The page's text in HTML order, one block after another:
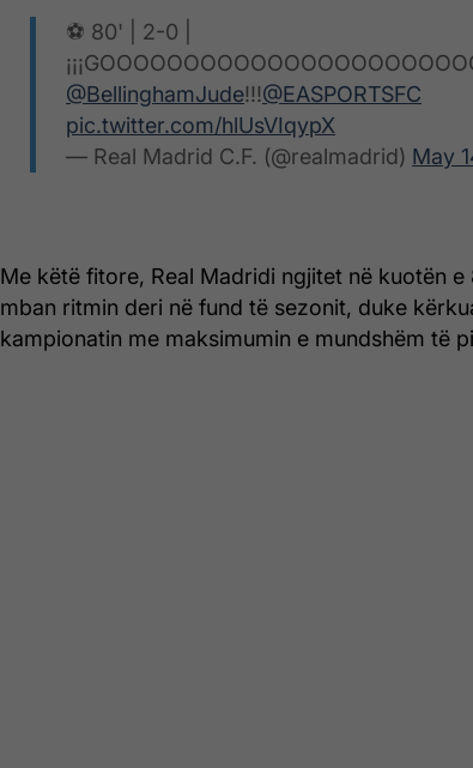
⚽ 80' | 2-0 |
@BellinghamJude!!!@EASPORTSFC
pic.twitter.com/hlUsVIqypX
— Real Madrid C.F. (@realmadrid) May
Me këtë fitore, Real Madridi ngjitet në kuotën
mban ritmin deri në fund të sezonit, duke
kampionatin me maksimumin e mundshëm të